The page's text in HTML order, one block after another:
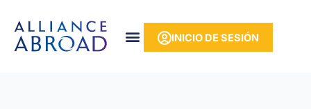
contenido
INICIO DE SESIÓN